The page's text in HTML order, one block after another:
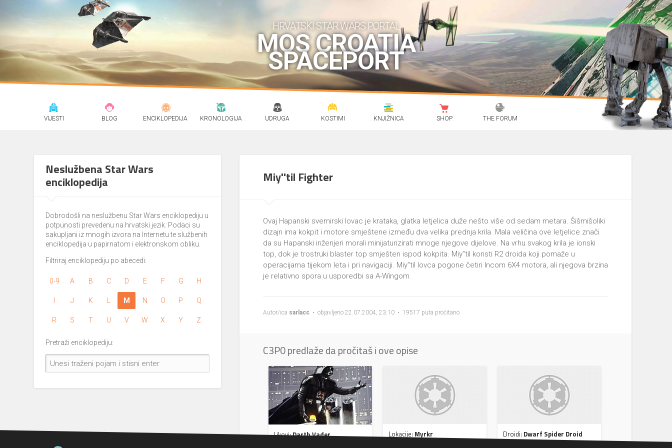
HRVATSKI STAR WARS PORTAL
MOS CROATIA
SPACEPORT
VIJESTI BLOG ENCIKLOPEDIJA KRONOLOGIJA UDRUGA KOSTIMI KNJIŽNICA SHOP THE FORUM
Neslužbena Star Wars
enciklopedija
Dobrodošli na neslužbenu Star Wars enciklopediju u
potpunosti prevedenu na hrvatski jezik. Podaci su
sakupljani iz mnogih izvora na Internetu te službenih
enciklopedija u papirnatom i elektronskom obliku.
Filtriraj enciklopediju po abecedi:
0-9 A B C D E F G H
J K M N O P Q
R S T U V W X Y Z
Pretraži enciklopediju:
Miy''til Fighter
Ovaj Hapanski svemirski lovac je krataka, glatka letjelica duže nešto više od sedam metara. Šišmišoliki
dizajn ima kokpit i motore smještene između dva velika prednja krila. Mala veličina ove letjelice znači
da su Hapanski inženjeri morali minijaturizirati mnoge njegove dijelove. Na vrhu svakog krila je ionski
top, dok je trostruki blaster top smješten ispod kokpita. Miy''til koristi R2 droida koji pomaže u
operacijama tijekom leta i pri navigaciji. Miy''til lovca pogone četiri Incom 6X4 motora, ali njegova brzina
je relativno spora u usporedbi sa A-Wingom.
Autor/ica sarlacc • objavljeno 22.07.2004, 23:10 • 19517 puta pročitano
C3P0 predlaže da pročitaš i ove opise
Likovi:Darth Vader Lokacije: Myrkr Droidi: Dwarf Spider Droid